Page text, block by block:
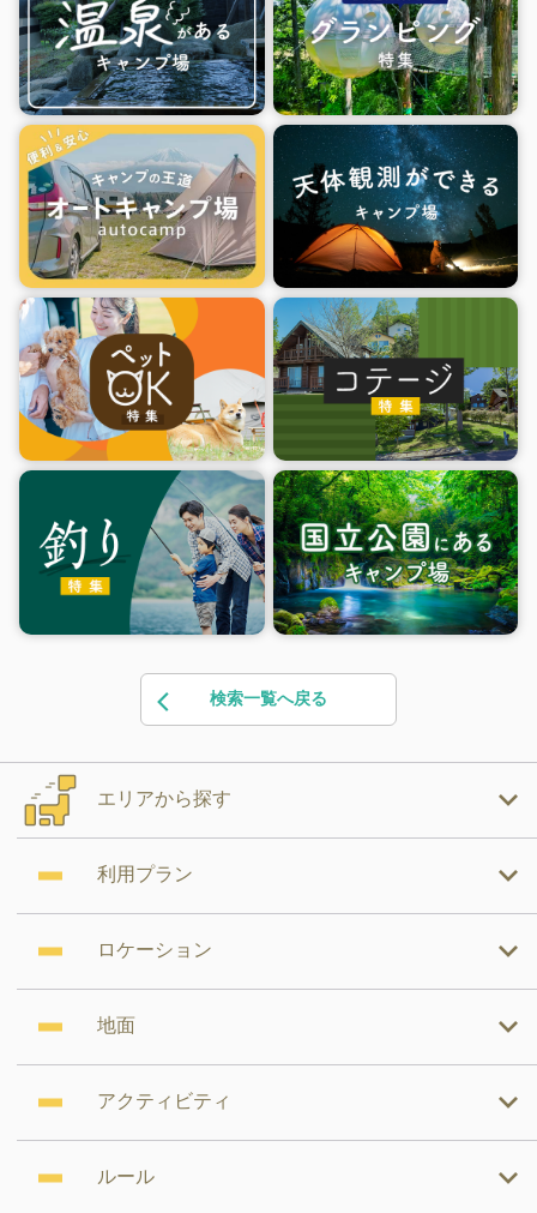
検索一覧へ戻る
エリアから探す
利用プラン
ロケーション
地面
アクティビティ
ルール